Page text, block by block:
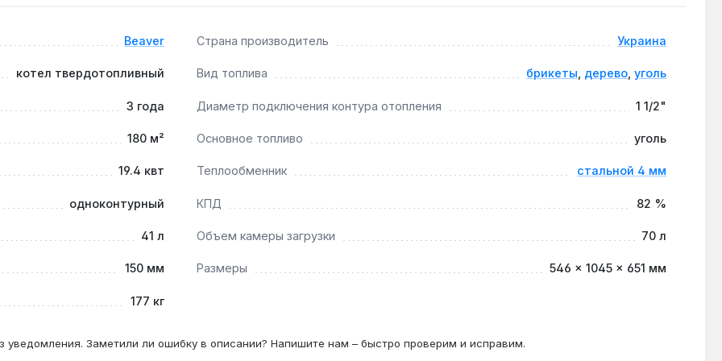
составляет 6–10 часов в зависимости от режима горения и температуры теплоносителя.
контурами 35–45 °C через смесительный узел; стальной теплообменник 4 мм устойчив к
теплообменником?
кг у чугуна) и менее хрупок при транспортировке, но требует контроля температуры обратки выше 55
Beaver Страна производитель Украина
котел твердотопливный Вид топлива брикеты дерево уголь
3 года Диаметр подключения контура отопления 1 1/2"
180 м² Основное топливо уголь
19.4 квт Теплообменник стальной 4 мм
одноконтурный КПД 82 %
41 л Объем камеры загрузки 70 л
150 мм Размеры 546 × 1045 × 651 мм
177 кг
уведомления. Заметили ли ошибку в описании? Напишите нам – быстро проверим и исправим.